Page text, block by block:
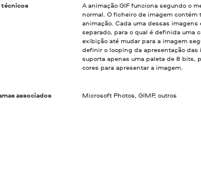
técnicos
A animação GIF funciona segundo o
normal. O ficheiro de imagem
animação. Cada uma dessas
separado, para o qual é definida uma
exibição até mudar para a imagem
definir o looping da apresentação
suporta apenas uma paleta de 8 bits,
cores para apresentar a imagem.
associados Microsoft Photos, GIMP, outros